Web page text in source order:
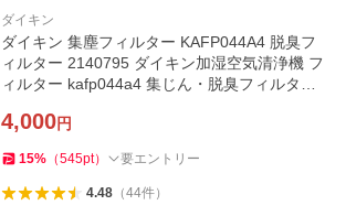
ダイキン
ダイキン 集塵フィルター KAFP044A4 脱臭フ
ィルター 2140795 ダイキン加湿空気清浄機 フ
ィルター kafp044a4 集じん・脱臭フィルター
4,000円
15% （545pt） 要エントリー
4.48（44件）